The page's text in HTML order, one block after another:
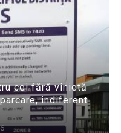
cei fără vinietă
indiferent